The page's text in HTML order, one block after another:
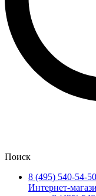
Поиск
8 (495) 540-54-50
Интернет-